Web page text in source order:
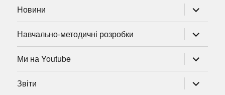
Новини
підменю
Навчально-методичні розробки
підменю
Ми на Youtube
підменю
Звіти
підменю